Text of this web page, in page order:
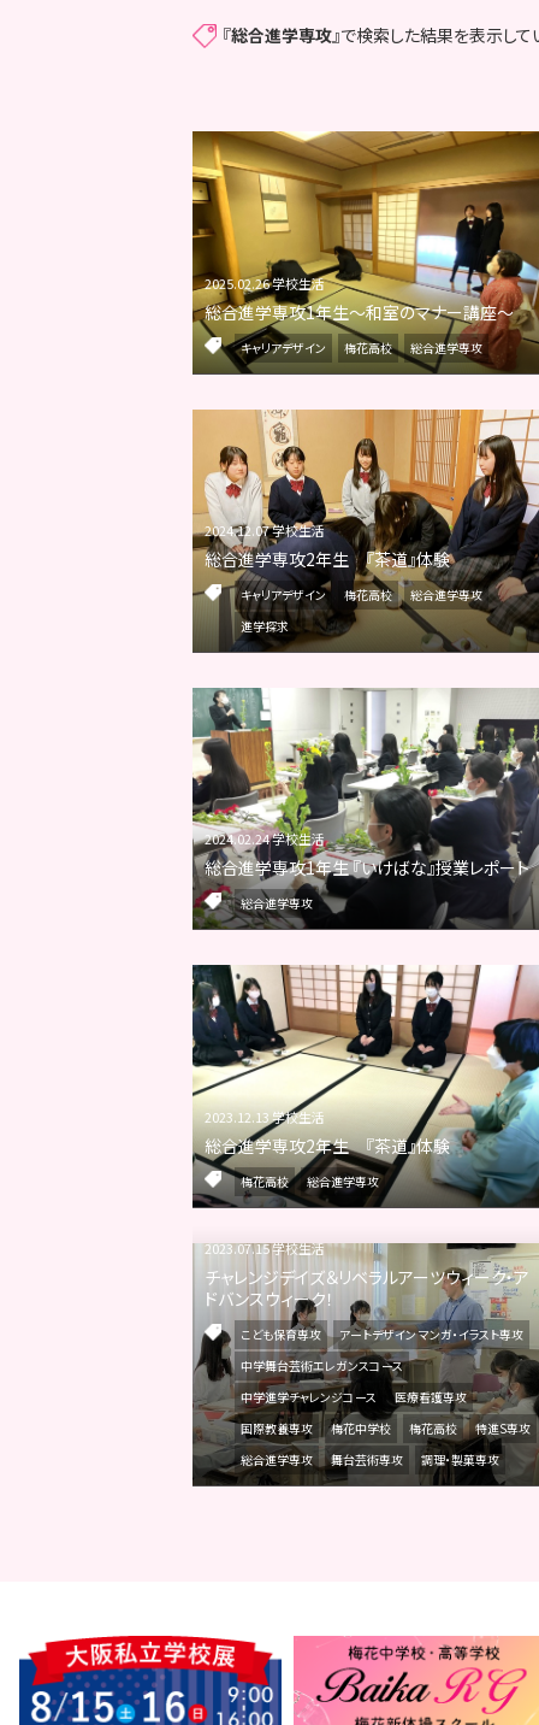
『総合進学専攻』で検索した結果を表示して
2025.02.26 学校生活
総合進学専攻1年生～和室のマナー講座～
キャリアデザイン 梅花高校 総合進学専攻
2024.12.07 学校生活
総合進学専攻2年生 『茶道』体験
キャリアデザイン 梅花高校
総合進学専攻
進学探求
2024.02.24 学校生活
総合進学専攻1年生 『いけばな』授業レポート
総合進学専攻
2023.12.13 学校生活
総合進学専攻2年生 『茶道』体験
梅花高校 総合進学専攻
2023.07.15 学校生活
チャレンジデイズ＆リベラルアーツウィーク・ア
ドバンスウィーク！
こども保育専攻
アートデザイン マンガ・イラスト専攻
中学舞台芸術エレガンスコース
中学進学チャレンジコース
医療看護専攻
国際教養専攻
梅花中学校 梅花高校
特進S専攻
総合進学専攻
舞台芸術専攻 調理・製菓専攻